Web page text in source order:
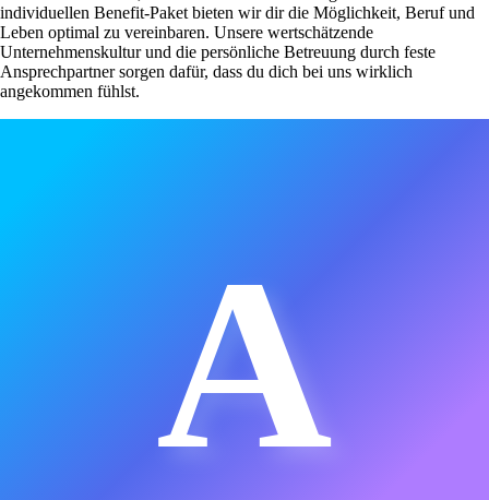
individuellen Benefit-Paket bieten wir dir die Möglichkeit, Beruf und
Leben optimal zu vereinbaren. Unsere wertschätzende
Unternehmenskultur und die persönliche Betreuung durch feste
Ansprechpartner sorgen dafür, dass du dich bei uns wirklich
angekommen fühlst.
A